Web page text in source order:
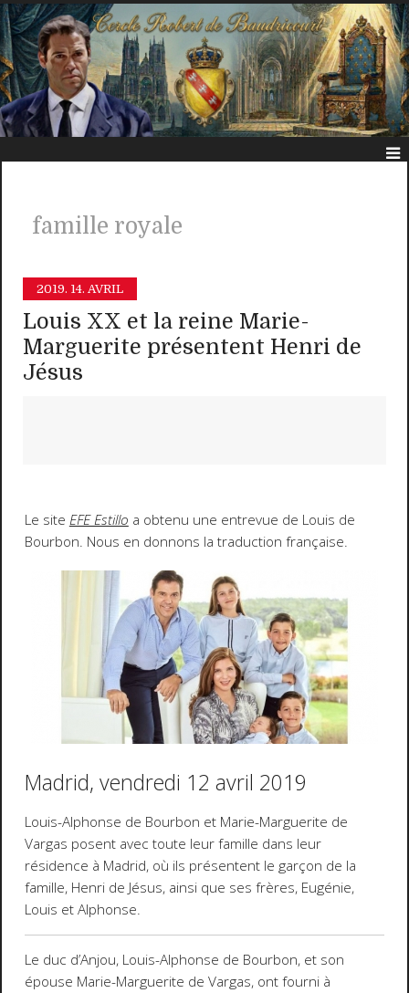
famille royale
2019. 14. AVRIL
Louis XX et la reine Marie-
Marguerite présentent Henri de
Jésus
Le site EFE Estillo a obtenu une entrevue de Louis de
Bourbon. Nous en donnons la traduction française.
Madrid, vendredi 12 avril 2019
Louis-Alphonse de Bourbon et Marie-Marguerite de
Vargas posent avec toute leur famille dans leur
résidence à Madrid, où ils présentent le garçon de la
famille, Henri de Jésus, ainsi que ses frères, Eugénie,
Louis et Alphonse.
Le duc d’Anjou, Louis-Alphonse de Bourbon, et son
épouse Marie-Marguerite de Vargas, ont fourni à